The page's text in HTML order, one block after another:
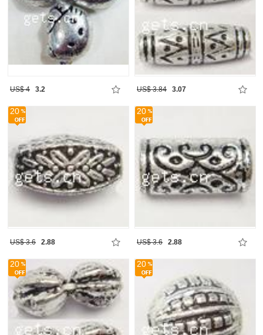
US$ 4 3.2 US$ 3.84 3.07
20
US$ 3.6 2.88
20
US$ 3.6 2.88
20 20